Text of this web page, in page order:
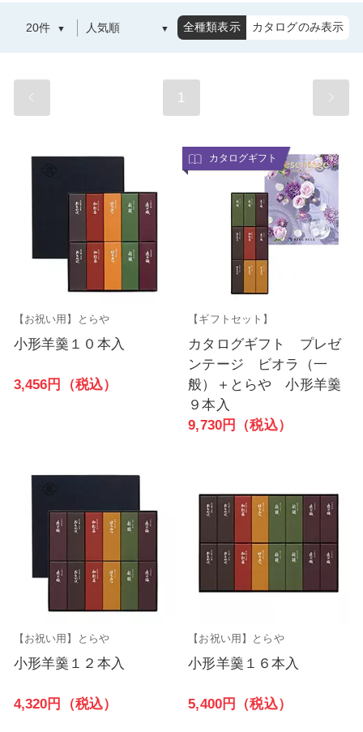
全種類表示 カタログのみ表示
1
【お祝い用】とらや
小形羊羹１０本入
3,456円（税込）
カタログギフト
【ギフトセット】
カタログギフト プレゼ
ンテージ ビオラ（一
般）＋とらや 小形羊羹
９本入
9,730円（税込）
【お祝い用】とらや
小形羊羹１２本入
4,320円（税込）
【お祝い用】とらや
小形羊羹１６本入
5,400円（税込）